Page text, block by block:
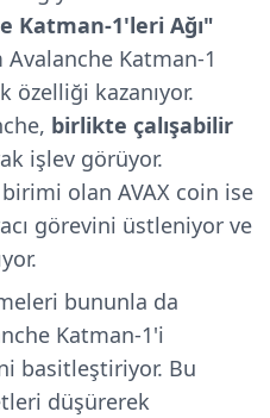
Katman-1'leri Ağı"
Katman-1
özelliği kazanıyor.
birlikte çalışabilir
işlev görüyor.
olan AVAX coin ise
görevini üstleniyor ve
bununla da
Katman-1'i
basitleştiriyor. Bu
düşürerek